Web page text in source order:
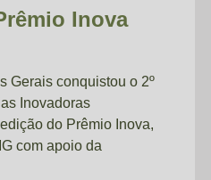
Inova
Gerais conquistou o 2º
Inovadoras
do Prêmio Inova,
com apoio da